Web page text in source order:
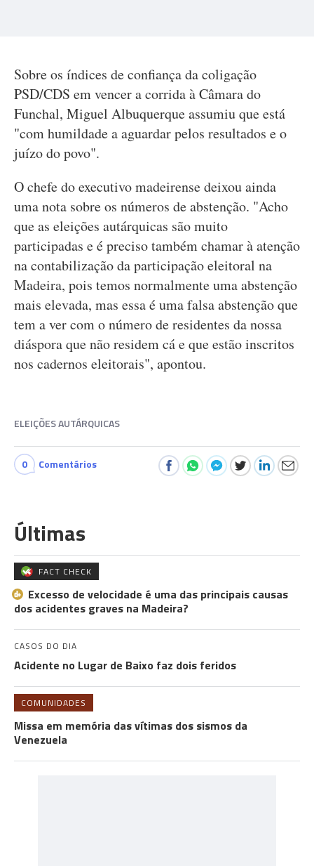
Sobre os índices de confiança da coligação
PSD/CDS em vencer a corrida à Câmara do
Funchal, Miguel Albuquerque assumiu que está
"com humildade a aguardar pelos resultados e o
juízo do povo".
O chefe do executivo madeirense deixou ainda
uma nota sobre os números de abstenção. "Acho
que as eleições autárquicas são muito
participadas e é preciso também chamar à atenção
na contabilização da participação eleitoral na
Madeira, pois temos normalmente uma abstenção
mais elevada, mas essa é uma falsa abstenção que
tem a ver com o número de residentes da nossa
diáspora que não residem cá e que estão inscritos
nos cadernos eleitorais", apontou.
ELEIÇÕES AUTÁRQUICAS
0 Comentários
Últimas
FACT CHECK
Excesso de velocidade é uma das principais causas
dos acidentes graves na Madeira?
CASOS DO DIA
Acidente no Lugar de Baixo faz dois feridos
COMUNIDADES
Missa em memória das vítimas dos sismos da
Venezuela